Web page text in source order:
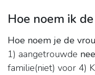
Hoe noem ik
Hoe noem je de
1) aangetrouwde
familie(niet) voor 4)